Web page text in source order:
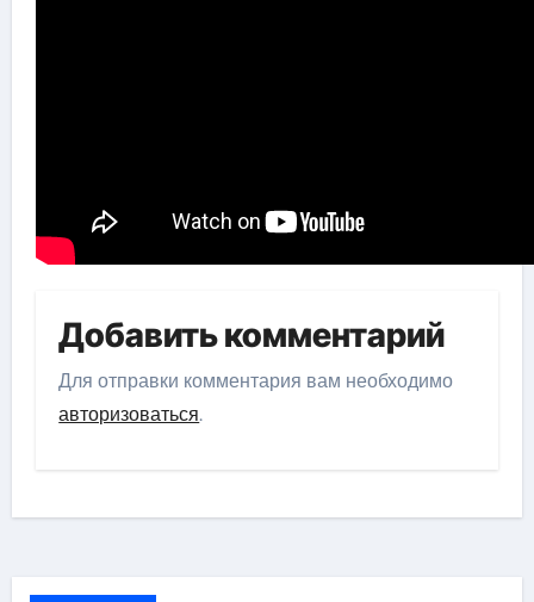
Добавить комментарий
Для отправки комментария вам необходимо
авторизоваться.